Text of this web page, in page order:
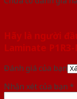
Hãy là người
Laminate P1R3-
Đánh giá của bạn
Nhận xét của bạn *